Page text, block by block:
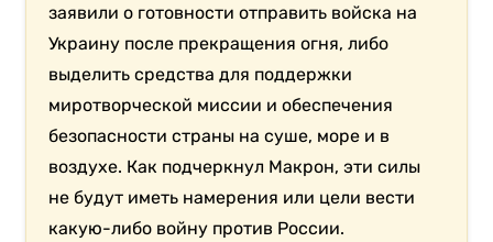
заявили о готовности отправить войска на
Украину после прекращения огня, либо
выделить средства для поддержки
миротворческой миссии и обеспечения
безопасности страны на суше, море и в
воздухе. Как подчеркнул Макрон, эти силы
не будут иметь намерения или цели вести
какую-либо войну против России.